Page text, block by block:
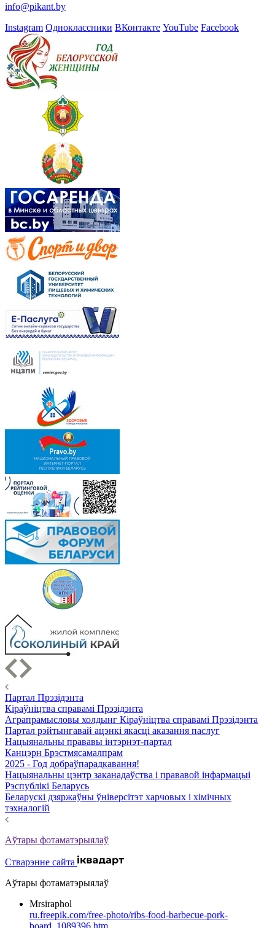
info@pikant.by
Instagram Одноклассники ВКонтакте YouTube Facebook
Партал Прэзідэнта
Кіраўніцтва справамі Прэзідэнта
Аграпрамысловы холдынг Кіраўніцтва справамі Прэзідэнта
Партал рэйтынгавай ацэнкі якасці аказання паслуг
Нацыянальны прававы інтэрнэт-партал
Канцэрн Брэстмясамалпрам
2025 - Год добраўпарадкавання!
Нацыянальны цэнтр заканадаўства і прававой інфармацыі
Рэспублікі Беларусь
Беларускі дзяржаўны ўніверсітэт харчовых і хімічных
тэхналогій
Аўтары фотаматэрыялаў
Стварэнне сайта
Аўтары фотаматэрыялаў
Mrsiraphol
ru.freepik.com/free-photo/ribs-food-barbecue-pork-
board_1089396.htm